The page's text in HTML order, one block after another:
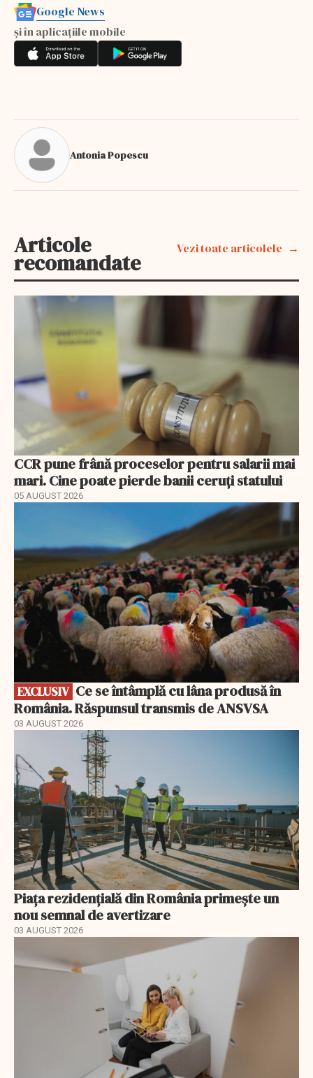
Google News
și în aplicațiile mobile
Antonia Popescu
Articole
recomandate
Vezi toate articolele
CCR pune frână proceselor pentru salarii mai
mari. Cine poate pierde banii ceruți statului
05 AUGUST 2026
EXCLUSIV
România. Răspunsul transmis de ANSVSA
03 AUGUST 2026
Piața rezidențială din România primește un
nou semnal de avertizare
03 AUGUST 2026